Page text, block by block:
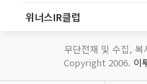
위너스IR클럽
무단전재 및 수집, 복
Copyright 2006. 이